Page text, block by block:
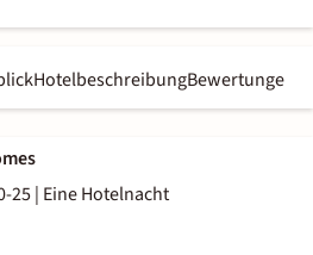
HotelbeschreibungBewertungen
25| Eine Hotelnacht